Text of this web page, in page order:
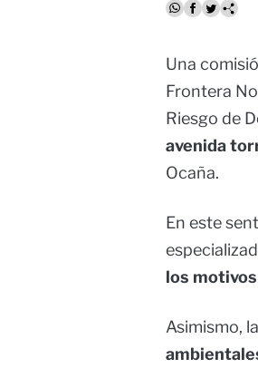
Una
Frontera
Riesgo de
avenida
Ocaña.
En este
los
Asimismo,